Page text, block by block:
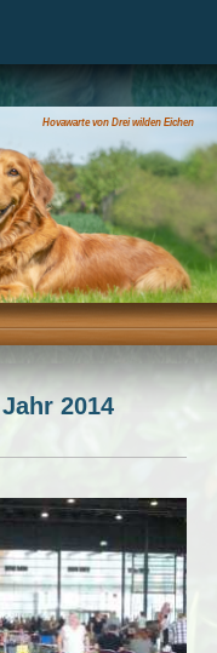
Hovawarte von Drei wilden Eichen
2014